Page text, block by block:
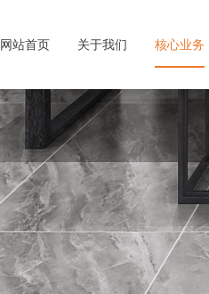
网站首页 关于我们 核心业务